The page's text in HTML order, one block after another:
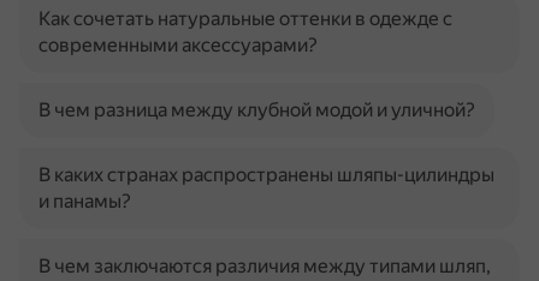
Как сочетать натуральные оттенки в одежде с
современными аксессуарами?
В чем разница между клубной модой и уличной?
В каких странах распространены шляпы-цилиндры
и панамы?
В чем заключаются различия между типами шляп,